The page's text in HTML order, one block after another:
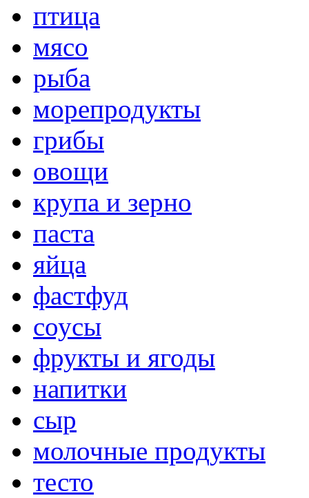
птица
мясо
рыба
морепродукты
грибы
овощи
крупа и зерно
паста
яйца
фастфуд
соусы
фрукты и ягоды
напитки
сыр
молочные продукты
тесто